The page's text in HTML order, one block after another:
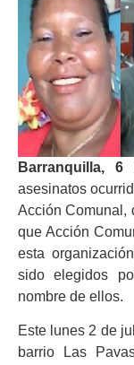
Barranquilla,
asesinatos
Acción Comunal,
que Acción
esta
sido elegidos
nombre de ellos.
Este lunes 2 de
barrio Las